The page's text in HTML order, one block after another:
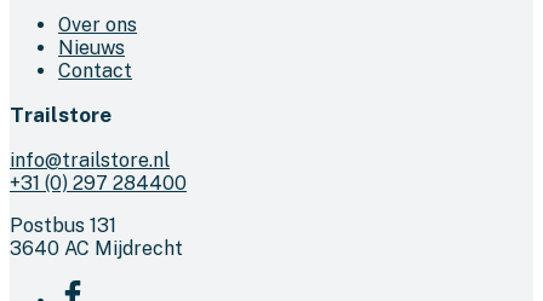
Over ons
Nieuws
Contact
Trailstore
info@trailstore.nl
+31 (0) 297 284400
Postbus 131
3640 AC Mijdrecht